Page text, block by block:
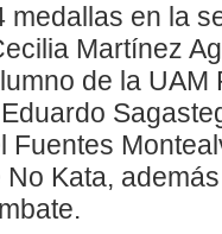
medallas en la
Martínez
de la
Fuentes
Kata,